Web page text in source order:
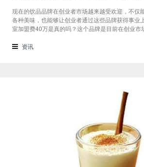
现在的饮品品牌在创业者市场越来越受欢迎，不仅
各种美味，也能够让创业者通过这些品牌获得事业
室加盟费40万是真的吗？这个品牌是目前在创业市
比较好的印象，比较低廉的鲜疯水果实验室加盟用
资讯